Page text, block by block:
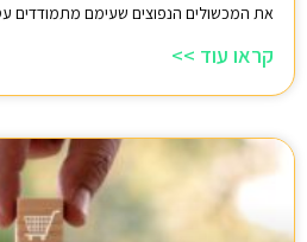
את המכשולים הנפוצים שעימם מתמודדים
קראו עוד >>